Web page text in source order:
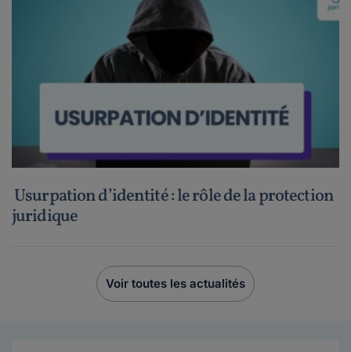
Usurpation d’identité : le rôle de la protection
juridique
Voir toutes les actualités